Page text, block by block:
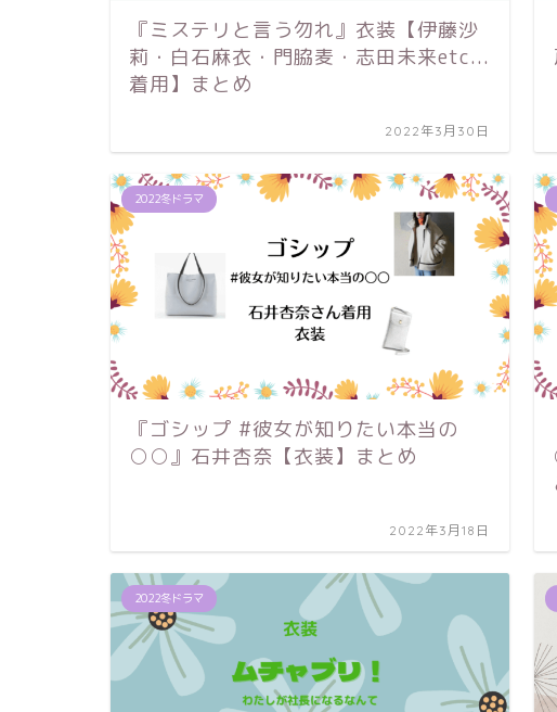
『ミステリと言う勿れ』衣装【伊藤沙
莉・白石麻衣・門脇麦・志田未来etc...
着用】まとめ
2022年3月30日
2022冬ドラマ
『ゴシップ #彼女が知りたい本当の
○○』石井杏奈【衣装】まとめ
2022年3月18日
2022冬ドラマ